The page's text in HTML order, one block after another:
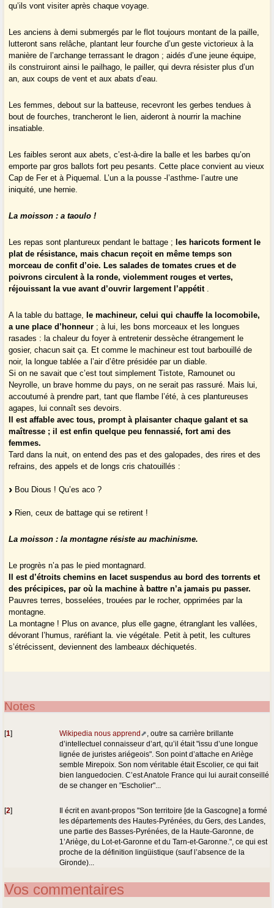
qu’ils vont visiter après chaque voyage.
Les anciens à demi submergés par le flot toujours montant de la paille,
lutteront sans relâche, plantant leur fourche d’un geste victorieux à la
manière de l’archange terrassant le dragon ; aidés d’une jeune équipe,
ils construiront ainsi le pailhago, le pailler, qui devra résister plus d’un
an, aux coups de vent et aux abats d’eau.
Les femmes, debout sur la batteuse, recevront les gerbes tendues à
bout de fourches, trancheront le lien, aideront à nourrir la machine
insatiable.
Les faibles seront aux abets, c’est-à-dire la balle et les barbes qu’on
emporte par gros ballots fort peu pesants. Cette place convient au vieux
Cap de Fer et à Piquemal. L’un a la pousse -l’asthme- l’autre une
iniquité, une hernie.
La moisson : a taoulo !
Les repas sont plantureux pendant le battage ; les haricots forment le
plat de résistance, mais chacun reçoit en même temps son
morceau de confit d’oie. Les salades de tomates crues et de
poivrons circulent à la ronde, violemment rouges et vertes,
réjouissant la vue avant d’ouvrir largement l’appétit .
A la table du battage, le machineur, celui qui chauffe la locomobile,
a une place d’honneur ; à lui, les bons morceaux et les longues
rasades : la chaleur du foyer à entretenir dessèche étrangement le
gosier, chacun sait ça. Et comme le machineur est tout barbouillé de
noir, la longue tablée a l’air d’être présidée par un diable.
Si on ne savait que c’est tout simplement Tistote, Ramounet ou
Neyrolle, un brave homme du pays, on ne serait pas rassuré. Mais lui,
accoutumé à prendre part, tant que flambe l’été, à ces plantureuses
agapes, lui connaît ses devoirs.
Il est affable avec tous, prompt à plaisanter chaque galant et sa
maîtresse ; il est enfin quelque peu fennassié, fort ami des
femmes.
Tard dans la nuit, on entend des pas et des galopades, des rires et des
refrains, des appels et de longs cris chatouillés :
Bou Dious ! Qu’es aco ?
Rien, ceux de battage qui se retirent !
La moisson : la montagne résiste au machinisme.
Le progrès n’a pas le pied montagnard.
Il est d’étroits chemins en lacet suspendus au bord des torrents et
des précipices, par où la machine à battre n’a jamais pu passer.
Pauvres terres, bosselées, trouées par le rocher, opprimées par la
montagne.
La montagne ! Plus on avance, plus elle gagne, étranglant les vallées,
dévorant l’humus, raréfiant la. vie végétale. Petit à petit, les cultures
s’étrécissent, deviennent des lambeaux déchiquetés.
Notes
[1] Wikipedia nous apprend
, outre sa carrière brillante
d’intellectuel connaisseur d’art, qu’il était "issu d’une longue
lignée de juristes ariégeois". Son point d’attache en Ariège
semble Mirepoix. Son nom véritable était Escolier, ce qui fait
bien languedocien. C’est Anatole France qui lui aurait conseillé
de se changer en "Escholier"...
[2]
Il écrit en avant-propos "Son territoire [de la Gascogne] a formé
les départements des Hautes-Pyrénées, du Gers, des Landes,
une partie des Basses-Pyrénées, de la Haute-Garonne, de
1’Ariège, du Lot-et-Garonne et du Tarn-et-Garonne.", ce qui est
proche de la définition lingüistique (sauf l’absence de la
Gironde)...
Vos commentaires